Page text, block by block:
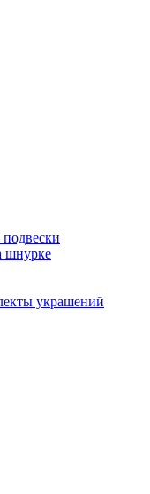
шнурке
украшений